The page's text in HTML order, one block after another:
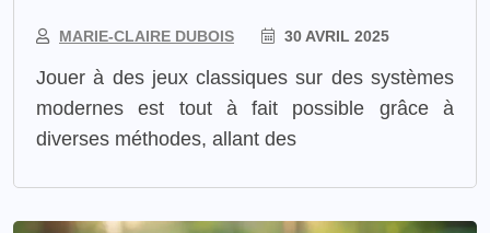
MARIE-CLAIRE DUBOIS 30 AVRIL 2025
​Jouer à des jeux classiques sur des systèmes
modernes est tout à fait possible grâce à
diverses méthodes, allant des